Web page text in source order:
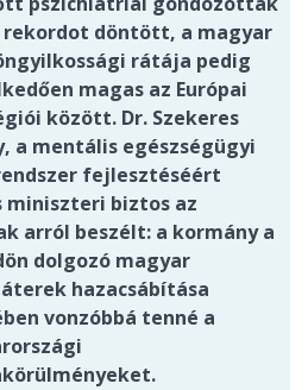
rekordot döntött, a magyar
rátája pedig
magas az Európai
között. Dr. Szekeres
a mentális egészségügyi
fejlesztéséért
miniszteri biztos az
arról beszélt: a kormány a
dolgozó magyar
hazacsábítása
vonzóbbá tenné a